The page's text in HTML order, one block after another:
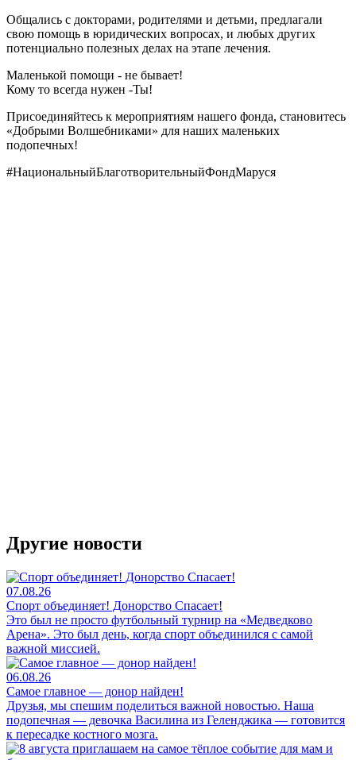
Общались с докторами, родителями и детьми, предлагали
свою помощь в юридических вопросах, и любых других
потенциально полезных делах на этапе лечения.
Маленькой помощи - не бывает!
Кому то всегда нужен -Ты!
Присоединяйтесь к мероприятиям нашего фонда, становитесь
«Добрыми Волшебниками» для наших маленьких
подопечных!
#НациональныйБлаготворительныйФондМаруся
Другие новости
07.08.26
Спорт объединяет! Донорство Спасает!
Это был не просто футбольный турнир на «Медведково
Арена». Это был день, когда спорт объединился с самой
важной миссией.
06.08.26
Самое главное — донор найден!
Друзья, мы спешим поделиться важной новостью. Наша
подопечная — девочка Василина из Геленджика — готовится
к пересадке костного мозга.